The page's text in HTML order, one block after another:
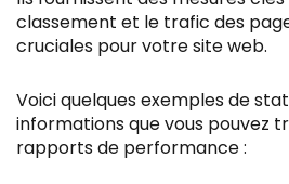
classement et le trafic des
cruciales pour votre site web.
Voici quelques exemples de
informations que vous pouvez
rapports de performance :